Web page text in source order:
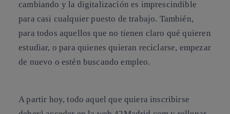
cambiando y la digitalización es imprescindible
para casi cualquier puesto de trabajo. También,
para todos aquellos que no tienen claro qué quieren
estudiar, o para quienes quieran reciclarse, empezar
de nuevo o estén buscando empleo.
A partir hoy, todo aquel que quiera inscribirse